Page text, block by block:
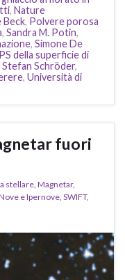
, Nature
Beck, Polvere porosa
, Sandra M. Potin,
, Simone De
della superficie di
Stefan Schröder,
, Università di
fuori
stellare, Magnetar,
e Ipernove, SWIFT,